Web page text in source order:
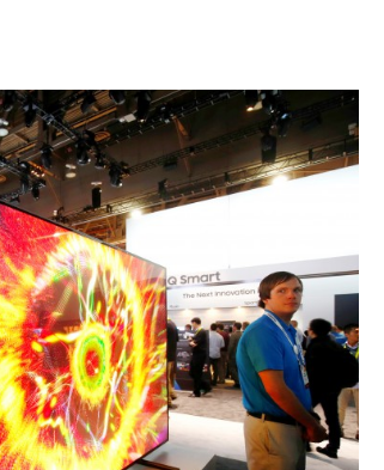
成為 EJ Tech 會員
最新資訊（附創業懶人包），